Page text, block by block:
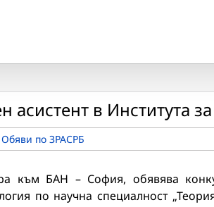
асистент в Института
Обяви по ЗРАСРБ
към БАН – София, обявява
по научна специалност